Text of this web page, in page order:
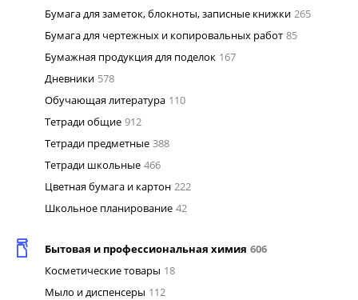
Бумага для заметок, блокноты, записные книжки 265
Бумага для чертежных и копировальных работ 85
Бумажная продукция для поделок 167
Дневники 578
Обучающая литература 110
Тетради общие 912
Тетради предметные 388
Тетради школьные 466
Цветная бумага и картон 222
Школьное планирование 42
Бытовая и профессиональная химия 606
Косметические товары 18
Мыло и диспенсеры 112